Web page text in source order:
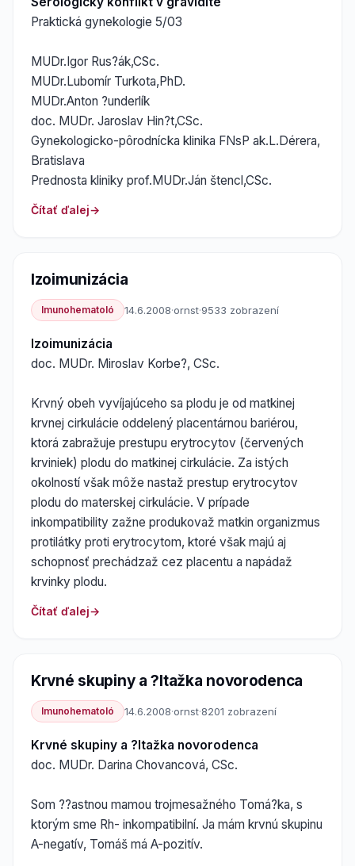
Praktická gynekologie 5/03
MUDr.Igor Rus?ák,CSc.
MUDr.Lubomír Turkota,PhD.
MUDr.Anton ?underlík
doc. MUDr. Jaroslav Hin?t,CSc.
Gynekologicko-pôrodnícka klinika FNsP ak.L.Dérera,
Bratislava
Prednosta kliniky prof.MUDr.Ján štencl,CSc.
Čítať ďalej
Izoimunizácia
Imunohematoló 14.6.2008·ornst·9533 zobrazení
Izoimunizácia
doc. MUDr. Miroslav Korbe?, CSc.
Krvný obeh vyvíjajúceho sa plodu je od matkinej
krvnej cirkulácie oddelený placentárnou bariérou,
ktorá zabražuje prestupu erytrocytov (červených
krviniek) plodu do matkinej cirkulácie. Za istých
okolností však môže nastaž prestup erytrocytov
plodu do materskej cirkulácie. V prípade
inkompatibility zažne produkovaž matkin organizmus
protilátky proti erytrocytom, ktoré však majú aj
schopnosť prechádzaž cez placentu a napádaž
krvinky plodu.
Čítať ďalej
Krvné skupiny a ?ltažka novorodenca
Imunohematoló 14.6.2008·ornst·8201 zobrazení
Krvné skupiny a ?ltažka novorodenca
doc. MUDr. Darina Chovancová, CSc.
Som ??astnou mamou trojmesažného Tomá?ka, s
ktorým sme Rh- inkompatibilní. Ja mám krvnú skupinu
A-negatív, Tomáš má A-pozitív.